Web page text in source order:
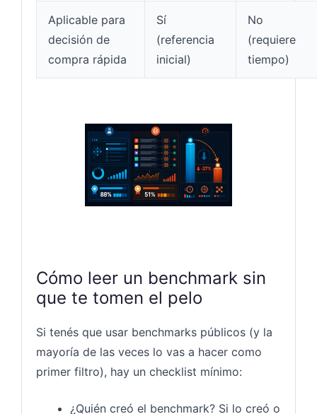
Aplicable para
decisión de
compra rápida
Sí
(referencia
inicial)
No
(requiere
tiempo)
Cómo leer un benchmark sin
que te tomen el pelo
Si tenés que usar benchmarks públicos (y la
mayoría de las veces lo vas a hacer como
primer filtro), hay un checklist mínimo:
¿Quién creó el benchmark? Si lo creó o